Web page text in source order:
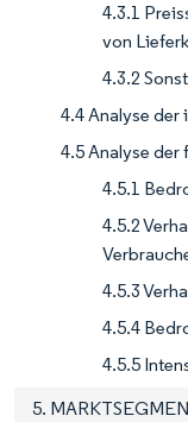
4.3.1
von
4.3.2
4.4 Analyse
4.5 Analyse
4.5.1
4.5.2
4.5.3
4.5.4
4.5.5
5.